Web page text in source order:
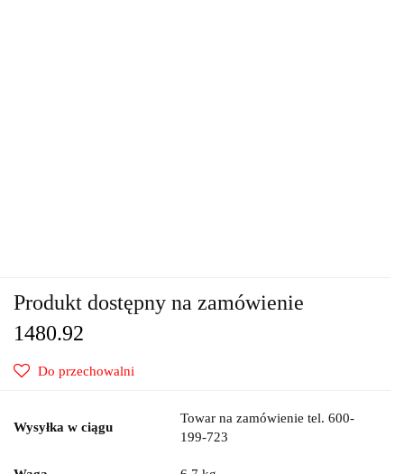
Produkt dostępny na zamówienie
1480.92
Do przechowalni
Wysyłka w ciągu
Towar na zamówienie tel. 600-
199-723